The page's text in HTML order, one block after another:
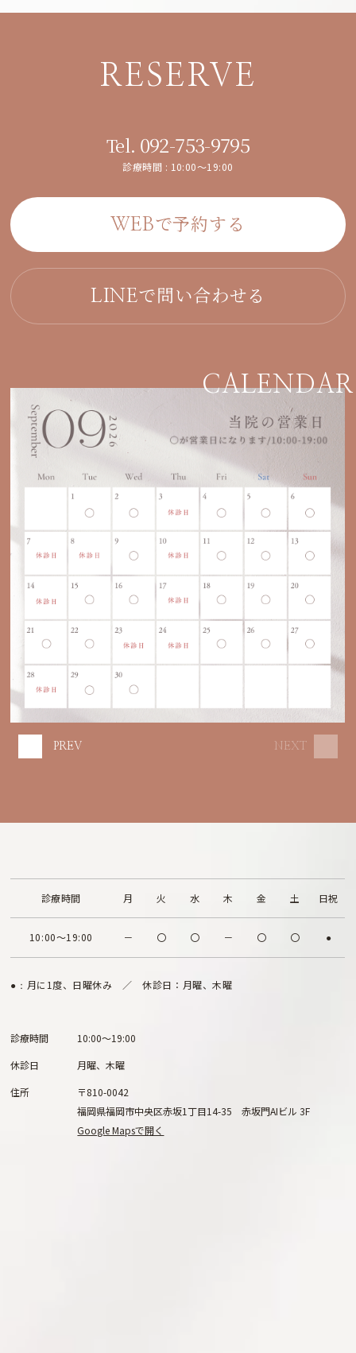
RESERVE
Tel. 092-753-9795
診療時間 : 10:00～19:00
WEBで予約する
LINEで問い合わせる
CALENDAR
NEXT
PREV
診療時間 月 火 水 木 金 土 日祝
10:00～19:00 － 〇 〇 － 〇 〇 ●
●： 月に1度、日曜休み ／ 休診日：月曜、木曜
診療時間
10:00～19:00
休診日
月曜、木曜
住所
〒810-0042
福岡県福岡市中央区赤坂1丁目14-35 赤坂門AIビル 3F
Google Mapsで開く